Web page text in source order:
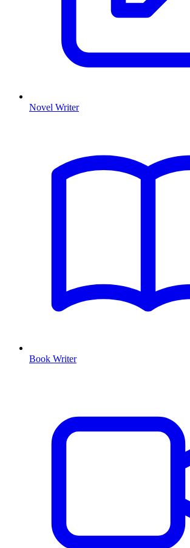
Novel Writer
Book Writer